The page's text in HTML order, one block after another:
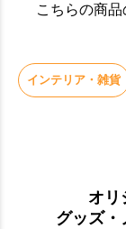
こちらの商品
インテリア・雑貨
オリ
グッズ・